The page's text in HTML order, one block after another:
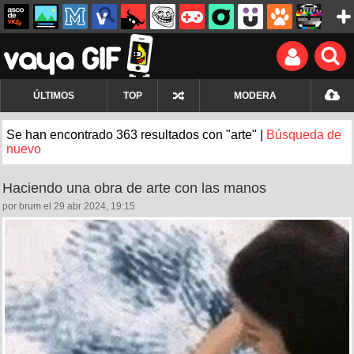
ÚLTIMOS TOP MODERA
Se han encontrado 363 resultados con "arte" |
Búsqueda de
nuevo
Haciendo una obra de arte con las manos
por brum el 29 abr 2024, 19:15